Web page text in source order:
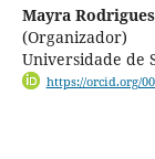
Mayra
(Organizador)
Universidade de
https://orcid.org/